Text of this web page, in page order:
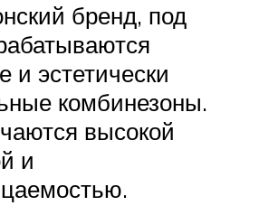
бренд, под
и эстетически
комбинезоны.
высокой
и